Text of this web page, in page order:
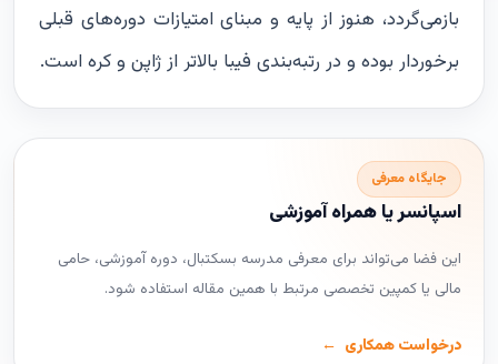
بازمی‌گردد، هنوز از پایه و مبنای امتیازات دوره‌های قبلی
برخوردار بوده و در رتبه‌بندی فیبا بالاتر از ژاپن و کره است.
جایگاه معرفی
اسپانسر یا همراه آموزشی
این فضا می‌تواند برای معرفی مدرسه بسکتبال، دوره آموزشی، حامی
مالی یا کمپین تخصصی مرتبط با همین مقاله استفاده شود.
درخواست همکاری